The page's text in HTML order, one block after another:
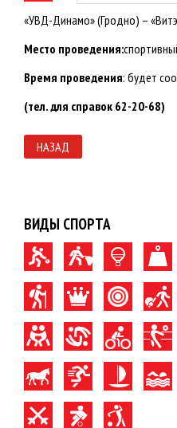
«УВД-Динамо» (Гродно) –
Место проведения:
Время проведения: будет
(тел. для справок 62-20-68)
НАЗАД
ВИДЫ СПОРТА